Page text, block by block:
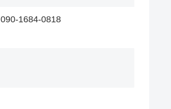
090-1684-0818